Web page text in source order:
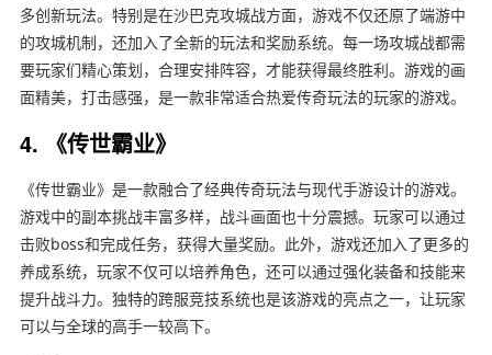
多创新玩法。特别是在沙巴克攻城战方面，游戏不仅还原了端游中
的攻城机制，还加入了全新的玩法和奖励系统。每一场攻城战都需
要玩家们精心策划，合理安排阵容，才能获得最终胜利。游戏的画
面精美，打击感强，是一款非常适合热爱传奇玩法的玩家的游戏。
4. 《传世霸业》
《传世霸业》是一款融合了经典传奇玩法与现代手游设计的游戏。
游戏中的副本挑战丰富多样，战斗画面也十分震撼。玩家可以通过
击败boss和完成任务，获得大量奖励。此外，游戏还加入了更多的
养成系统，玩家不仅可以培养角色，还可以通过强化装备和技能来
提升战斗力。独特的跨服竞技系统也是该游戏的亮点之一，让玩家
可以与全球的高手一较高下。